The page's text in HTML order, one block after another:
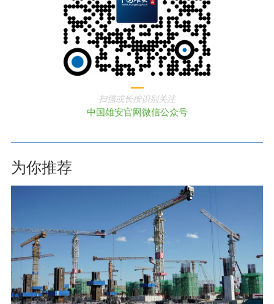
扫描或长按识别关注
中国雄安官网微信公众号
为你推荐